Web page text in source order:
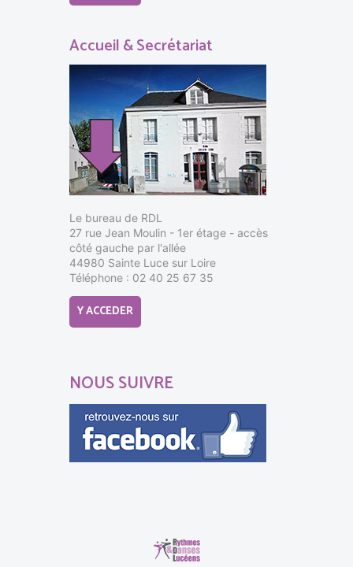
Accueil & Secrétariat
Le bureau de RDL
27 rue Jean Moulin - 1er étage - accès
côté gauche par l'allée
44980 Sainte Luce sur Loire
Téléphone : 02 40 25 67 35
Y ACCEDER
NOUS SUIVRE